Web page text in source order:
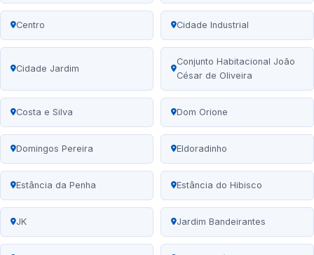
Centro Cidade Industrial
Cidade Jardim
Conjunto Habitacional João
César de Oliveira
Costa e Silva Dom Orione
Domingos Pereira Eldoradinho
Estância da Penha Estância do Hibisco
JK Jardim Bandeirantes